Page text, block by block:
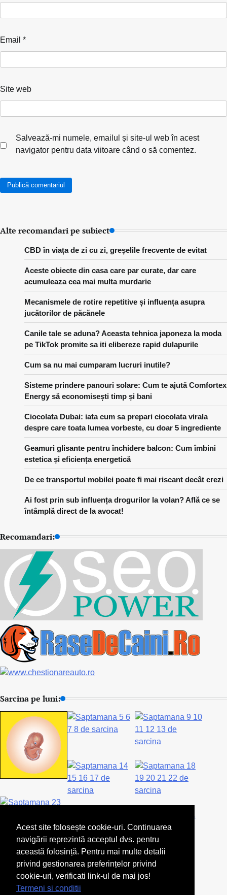
Acest site folosește cookie-uri. Continuarea
navigării reprezintă acceptul dvs. pentru
această folosință. Pentru mai multe detalii
privind gestionarea preferințelor privind
cookie-uri, verificati link-ul de mai jos!
Termeni si conditii
Email *
Site web
Salvează-mi numele, emailul și site-ul web în acest
navigator pentru data viitoare când o să comentez.
Alte recomandari pe subiect
CBD în viața de zi cu zi, greșelile frecvente de evitat
Aceste obiecte din casa care par curate, dar care
acumuleaza cea mai multa murdarie
Mecanismele de rotire repetitive și influența asupra
jucătorilor de păcănele
Canile tale se aduna? Aceasta tehnica japoneza la moda
pe TikTok promite sa iti elibereze rapid dulapurile
Cum sa nu mai cumparam lucruri inutile?
Sisteme prindere panouri solare: Cum te ajută Comfortex
Energy să economisești timp și bani
Ciocolata Dubai: iata cum sa prepari ciocolata virala
despre care toata lumea vorbeste, cu doar 5 ingrediente
Geamuri glisante pentru închidere balcon: Cum îmbini
estetica și eficiența energetică
De ce transportul mobilei poate fi mai riscant decât crezi
Ai fost prin sub influența drogurilor la volan? Află ce se
întâmplă direct de la avocat!
Recomandari:
Sarcina pe luni: